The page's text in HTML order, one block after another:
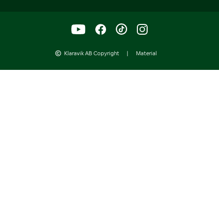
Klaravik AB Copyright | Material